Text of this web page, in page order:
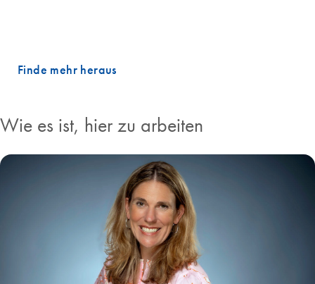
Finde mehr heraus
Wie es ist, hier zu arbeiten